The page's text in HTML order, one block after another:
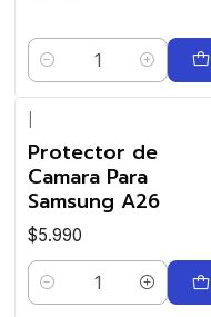
Cantidad
Protector de
Camara Para
Samsung A26
$5.990
Cantidad